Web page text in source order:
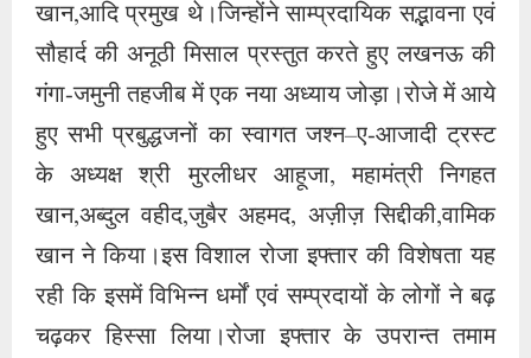
खान,आदि प्रमुख थे।जिन्होंने साम्प्रदायिक सद्भावना एवं
सौहार्द की अनूठी मिसाल प्रस्तुत करते हुए लखनऊ की
गंगा-जमुनी तहजीब में एक नया अध्याय जोड़ा।रोजे में आये
हुए सभी प्रबुद्धजनों का स्वागत जश्न–ए-आजादी ट्रस्ट
के अध्यक्ष श्री मुरलीधर आहूजा, महामंत्री निगहत
खान,अब्दुल वहीद,जुबैर अहमद, अज़ीज़ सिद्दीकी,वामिक
खान ने किया।इस विशाल रोजा इफ्तार की विशेषता यह
रही कि इसमें विभिन्न धर्मों एवं सम्प्रदायों के लोगों ने बढ़
चढ़कर हिस्सा लिया।रोजा इफ्तार के उपरान्त तमाम